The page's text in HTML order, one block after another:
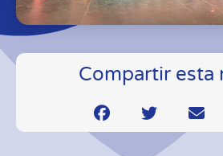
Compartir esta